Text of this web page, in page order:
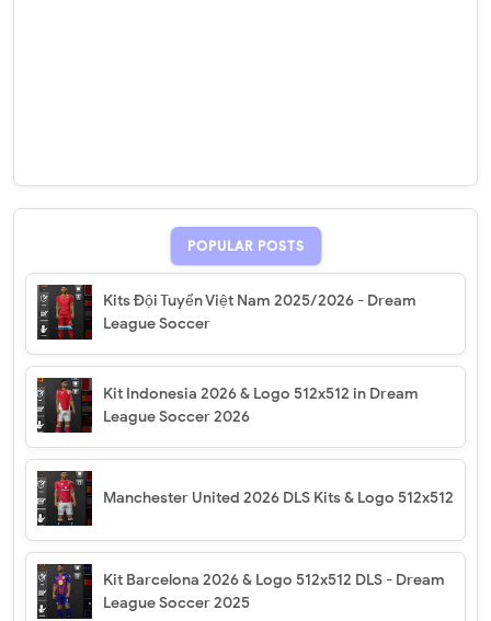
POPULAR POSTS
Kits Đội Tuyển Việt Nam 2025/2026 - Dream
League Soccer
Kit Indonesia 2026 & Logo 512x512 in Dream
League Soccer 2026
Manchester United 2026 DLS Kits & Logo 512x512
Kit Barcelona 2026 & Logo 512x512 DLS - Dream
League Soccer 2025